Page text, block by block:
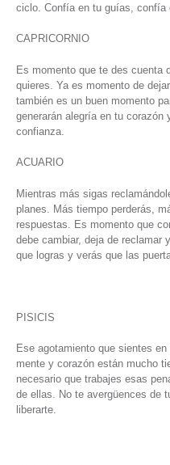
ciclo. Confía en tu guías, confía
CAPRICORNIO
Es momento que te des cuenta
quieres. Ya es momento de
también es un buen momento
generarán alegría en tu corazón
confianza.
ACUARIO
Mientras más sigas
planes. Más tiempo perderás,
respuestas. Es momento que
debe cambiar, deja de reclamar
que logras y verás que las
PISICIS
Ese agotamiento que sientes
mente y corazón están mucho
necesario que trabajes esas
de ellas. No te avergüences de
liberarte.